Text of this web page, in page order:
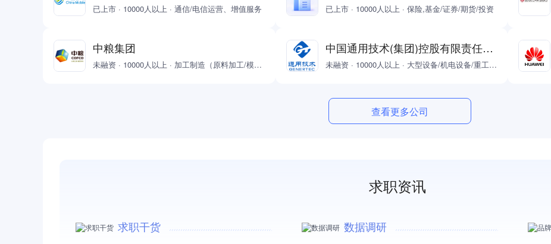
已上市 · 10000人以上 · 通信/电信运营、增值服务 已上市 · 10000人以上 · 保险,基金/证券/期货/投资
中粮集团
未融资 · 10000人以上 · 加工制造（原料加工/模具）,房地产/建筑/建材/工程
中国通用技术(集团)控股有限责任公司
未融资 · 10000人以上 · 大型设备/机电设备/重工业,医疗/护理/美容/保健/卫生服务
查看更多公司
求职资讯
求职干货 数据调研